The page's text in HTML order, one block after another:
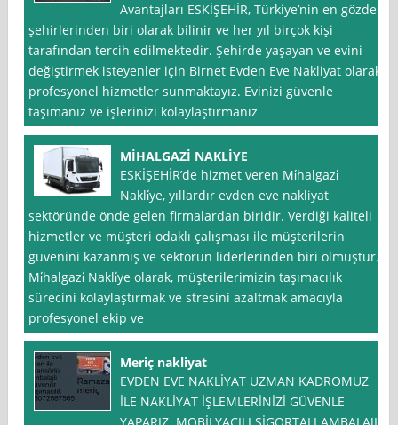
Avantajları ESKİŞEHİR, Türkiye’nin en gözde
şehirlerinden biri olarak bilinir ve her yıl birçok kişi
tarafından tercih edilmektedir. Şehirde yaşayan ve evini
değiştirmek isteyenler için Birnet Evden Eve Nakliyat olarak,
profesyonel hizmetler sunmaktayız. Evinizi güvenle
taşımanız ve işlerinizi kolaylaştırmanız
MİHALGAZİ NAKLİYE
ESKİŞEHİR’de hizmet veren Mi̇halgazi̇
Nakli̇ye, yıllardır evden eve nakliyat
sektöründe önde gelen firmalardan biridir. Verdiği kaliteli
hizmetler ve müşteri odaklı çalışması ile müşterilerin
güvenini kazanmış ve sektörün liderlerinden biri olmuştur.
Mi̇halgazi̇ Nakli̇ye olarak, müşterilerimizin taşımacılık
sürecini kolaylaştırmak ve stresini azaltmak amacıyla
profesyonel ekip ve
Meriç nakliyat
EVDEN EVE NAKLİYAT UZMAN KADROMUZ
İLE NAKLİYAT İŞLEMLERİNİZİ GÜVENLE